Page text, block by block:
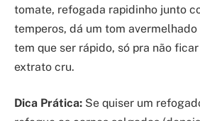
tomate, refogada rapidinho junto
temperos, dá um tom
tem que ser rápido, só pra não
extrato cru.
Dica Prática: Se quiser um